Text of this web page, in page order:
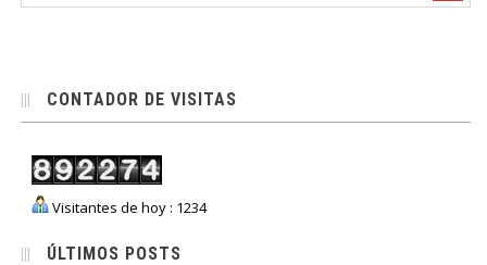
CONTADOR DE VISITAS
Visitantes de hoy : 1234
ÚLTIMOS POSTS